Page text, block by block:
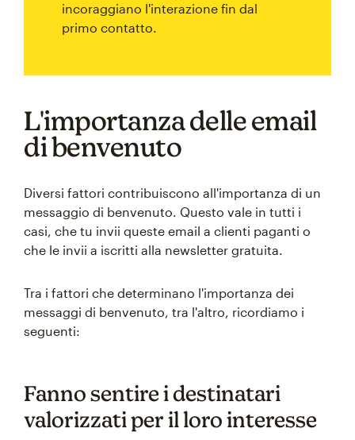
incoraggiano l'interazione fin dal
primo contatto.
L'importanza delle email
di benvenuto
Diversi fattori contribuiscono all'importanza di un
messaggio di benvenuto. Questo vale in tutti i
casi, che tu invii queste email a clienti paganti o
che le invii a iscritti alla newsletter gratuita.
Tra i fattori che determinano l'importanza dei
messaggi di benvenuto, tra l'altro, ricordiamo i
seguenti:
Fanno sentire i destinatari
valorizzati per il loro interesse